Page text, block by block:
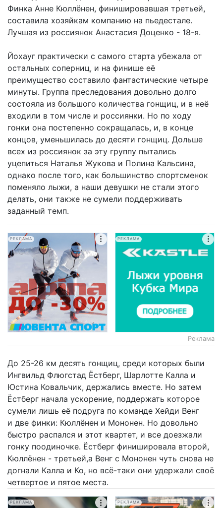
Финка Анне Кюллёнен, финишировавшая третьей,
составила хозяйкам компанию на пьедестале.
Лучшая из россиянок Анастасия Доценко - 18-я.
Йохауг практически с самого старта убежала от
остальных соперниц, и на финише её
преимущество составило фантастические четыре
минуты. Группа преследования довольно долго
состояла из большого количества гонщиц, и в неё
входили в том числе и россиянки. Но по ходу
гонки она постепенно сокращалась, и, в конце
концов, уменьшилась до десяти гонщиц. Дольше
всех из россиянок за эту группу пытались
уцепиться Наталья Жукова и Полина Кальсина,
однако после того, как большинство спортсменок
поменяло лыжи, а наши девушки не стали этого
делать, они также не сумели поддерживать
заданный темп.
РЕКЛАМА РЕКЛАМА
Реклама
До 25-26 км десять гонщиц, среди которых были
Ингвильд Флюгстад Ёстберг, Шарлотте Калла и
Юстина Ковальчик, держались вместе. Но затем
Ёстберг начала ускорение, поддержать которое
сумели лишь её подруга по команде Хейди Венг
и две финки: Кюллёнен и Мононен. Но довольно
быстро распался и этот квартет, и все доезжали
гонку поодиночке. Ёстберг финишировала второй,
Кюллёнен - третьей,а Венг с Мононен чуть снова не
догнали Калла и Ко, но всё-таки они удержали своё
четвертое и пятое места.
РЕКЛАМА РЕКЛАМА